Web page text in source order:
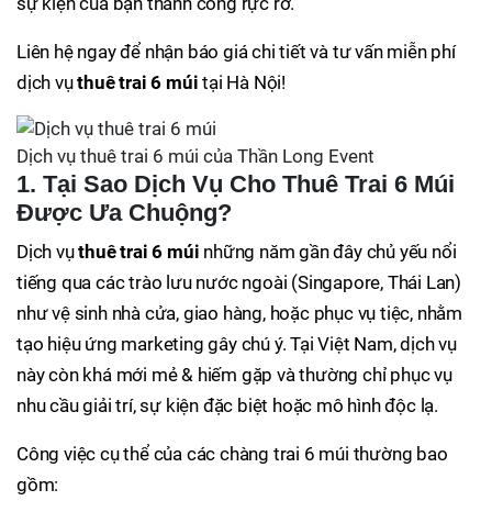
Liên hệ ngay để nhận báo giá chi tiết và tư vấn miễn phí
dịch vụthuê trai 6 múi tại Hà Nội!
Dịch vụ thuê trai 6 múi của Thần Long Event
1. Tại Sao Dịch Vụ Cho Thuê Trai 6 Múi
Được Ưa Chuộng?
Dịch vụthuê trai 6 múi những năm gần đây chủ yếu nổi
tiếng qua các trào lưu nước ngoài (Singapore, Thái Lan)
như vệ sinh nhà cửa, giao hàng, hoặc phục vụ tiệc, nhằm
tạo hiệu ứng marketing gây chú ý. Tại Việt Nam, dịch vụ
này còn khá mới mẻ & hiếm gặp và thường chỉ phục vụ
nhu cầu giải trí, sự kiện đặc biệt hoặc mô hình độc lạ.
Công việc cụ thể của các chàng trai 6 múi thường bao
gồm: